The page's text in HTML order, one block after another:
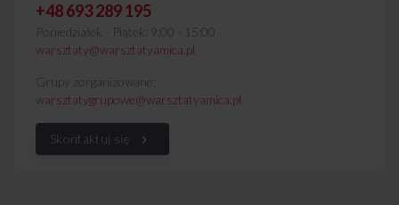
+48 693 289 195
Poniedziałek - Piątek: 9:00 - 15:00
warsztaty@warsztatyamica.pl
Grupy zorganizowane:
warsztatygrupowe@warsztatyamica.pl
Skontaktuj się